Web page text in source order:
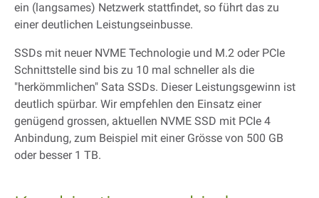
ein (langsames) Netzwerk stattfindet, so führt das zu
einer deutlichen Leistungseinbusse.
SSDs mit neuer NVME Technologie und M.2 oder PCIe
Schnittstelle sind bis zu 10 mal schneller als die
"herkömmlichen" Sata SSDs. Dieser Leistungsgewinn ist
deutlich spürbar. Wir empfehlen den Einsatz einer
genügend grossen, aktuellen NVME SSD mit PCIe 4
Anbindung, zum Beispiel mit einer Grösse von 500 GB
oder besser 1 TB.